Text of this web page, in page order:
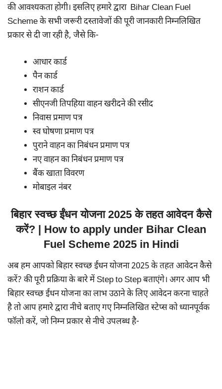
की आवश्यकता होगी। इसलिए हमारे द्वारा Bihar Clean Fuel
Scheme के सभी जरूरी दस्तावेजों की पूरी जानकारी निम्नलिखित
प्रकार से दी जा रही है, जैसे कि-
आधार कार्ड
पैन कार्ड
राशन कार्ड
सीएनजी तिपहिया वाहन खरीदने की रसीद
निवास प्रमाण पत्र
स्व घोषणा प्रमाण पत्र
पुराने वाहन का निबंधन प्रमाण पत्र
नए वाहन का निबंधन प्रमाण पत्र
बैंक खाता विवरण
मोबाइल नंबर
बिहार स्वच्छ ईंधन योजना 2025 के तहत आवेदन कैसे
करें? | How to apply under Bihar Clean
Fuel Scheme 2025 in Hindi
अब हम आपको बिहार स्वच्छ ईंधन योजना 2025 के तहत आवेदन कैसे
करें? की पूरी प्रक्रिया के बारे में Step to Step बताएंगे। अगर आप भी
बिहार स्वच्छ ईंधन योजना का लाभ उठाने के लिए आवेदन करना चाहते
है तो आप हमारे द्वारा नीचे बताए गए निम्नलिखित स्टेप्स को ध्यानपूर्वक
फॉलो करें, जो निम्न प्रकार से नीचे उपलब्ध है-